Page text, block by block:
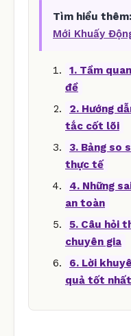
Tìm hiểu thêm:
Mới Khuấy
1. Tầm
đề
2. Hướng
tắc cốt lõi
3. Bảng so
thực tế
4. Những
an toàn
5. Câu hỏi
chuyên gia
6. Lời
quả tốt nhất